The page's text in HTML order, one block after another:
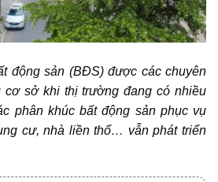
động sản (BĐS)được các chuyên
cơ sở khi thị trường đang có nhiều
phân khúc bất động sảnphục vụ
cư, nhà liền thổ… vẫn phát triển